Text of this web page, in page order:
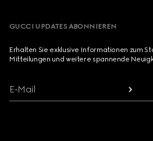
GUCCI UPDATES ABONNIEREN
Erhalten Sie exklusive Informationen zum
Mitteilungen und weitere spannende
E-Mail